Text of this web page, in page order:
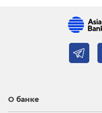
О банке